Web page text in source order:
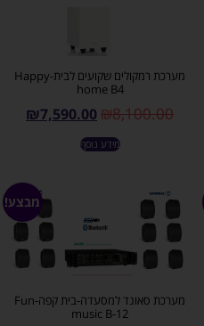
מערכת רמקולים שקועים לבית-Happy
home B4
₪8,100.00
₪7,590.00
מידע נוסף
מבצע!
מערכת סאונד למסעדה-בית קפה-Fun
music B-12